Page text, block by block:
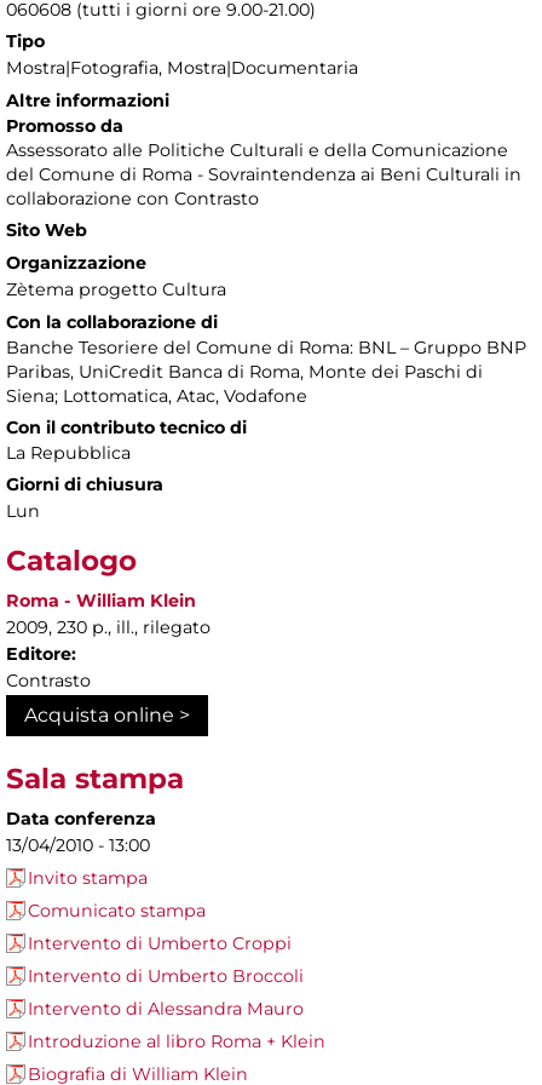
060608 (tutti i giorni ore 9.00-21.00)
Tipo
Mostra|Fotografia, Mostra|Documentaria
Altre informazioni
Promosso da
Assessorato alle Politiche Culturali e della Comunicazione
del Comune di Roma - Sovraintendenza ai Beni Culturali in
collaborazione con Contrasto
Sito Web
Organizzazione
Zètema progetto Cultura
Con la collaborazione di
Banche Tesoriere del Comune di Roma: BNL – Gruppo BNP
Paribas, UniCredit Banca di Roma, Monte dei Paschi di
Siena; Lottomatica, Atac, Vodafone
Con il contributo tecnico di
La Repubblica
Giorni di chiusura
Lun
Catalogo
Roma - William Klein
2009, 230 p., ill., rilegato
Editore:
Contrasto
Acquista online >
Sala stampa
Data conferenza
13/04/2010 - 13:00
Invito stampa
Comunicato stampa
Intervento di Umberto Croppi
Intervento di Umberto Broccoli
Intervento di Alessandra Mauro
Introduzione al libro Roma + Klein
Biografia di William Klein